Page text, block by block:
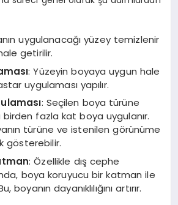
uygulanacağı yüzey temizlenir
getirilir.
: Yüzeyin boyaya uygun hale
uygulaması yapılır.
: Seçilen boya türüne
fazla kat boya uygulanır.
türüne ve istenilen görünüme
gösterebilir.
: Özellikle dış cephe
boya koruyucu bir katman ile
boyanın dayanıklılığını artırır.